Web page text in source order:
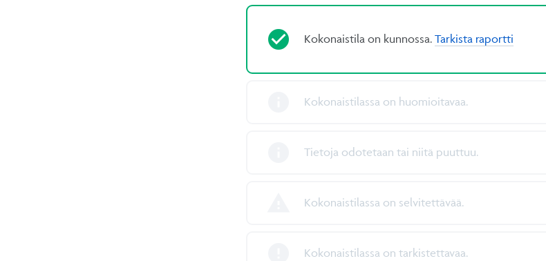
Kokonaistila on kunnossa.Tarkista raportti
Kokonaistilassa on huomioitavaa.
Tietoja odotetaan tai niitä puuttuu.
Kokonaistilassa on selvitettävää.
Kokonaistilassa on tarkistettavaa.